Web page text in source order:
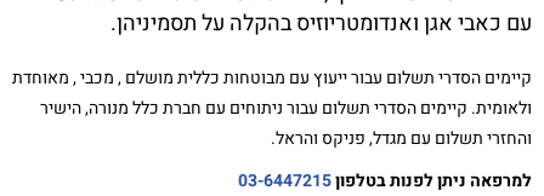
עם כאבי אגן ואנדומטריוזיס בהקלה על תסמיניהן.
קיימים הסדרי תשלום עבור ייעוץ עם מבוטחות כללית מושלם , מכבי , מאוחדת
ולאומית. קיימים הסדרי תשלום עבור ניתוחים עם חברת כלל מנורה, הישיר
והחזרי תשלום עם מגדל, פניקס והראל.
למרפאה ניתן לפנות בטלפון03-6447215